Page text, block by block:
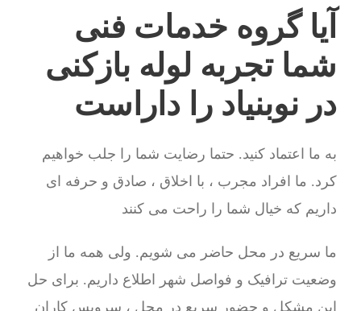
آیا گروه خدمات فنی
شما تجربه لوله بازکنی
در نوبنیاد را داراست
به ما اعتماد کنید. حتما رضایت شما را جلب خواهیم
کرد. ما افراد مجرب ، با اخلاق ، صادق و حرفه ای
داریم که خیال شما را راحت می کنند
ما سریع در محل حاضر می شویم. ولی همه ما از
وضعیت ترافیک و فواصل شهر اطلاع داریم. برای حل
این مشکل و حضور سریع در محل ، سرویس کاران